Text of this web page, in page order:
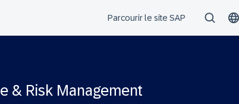
& Risk Management